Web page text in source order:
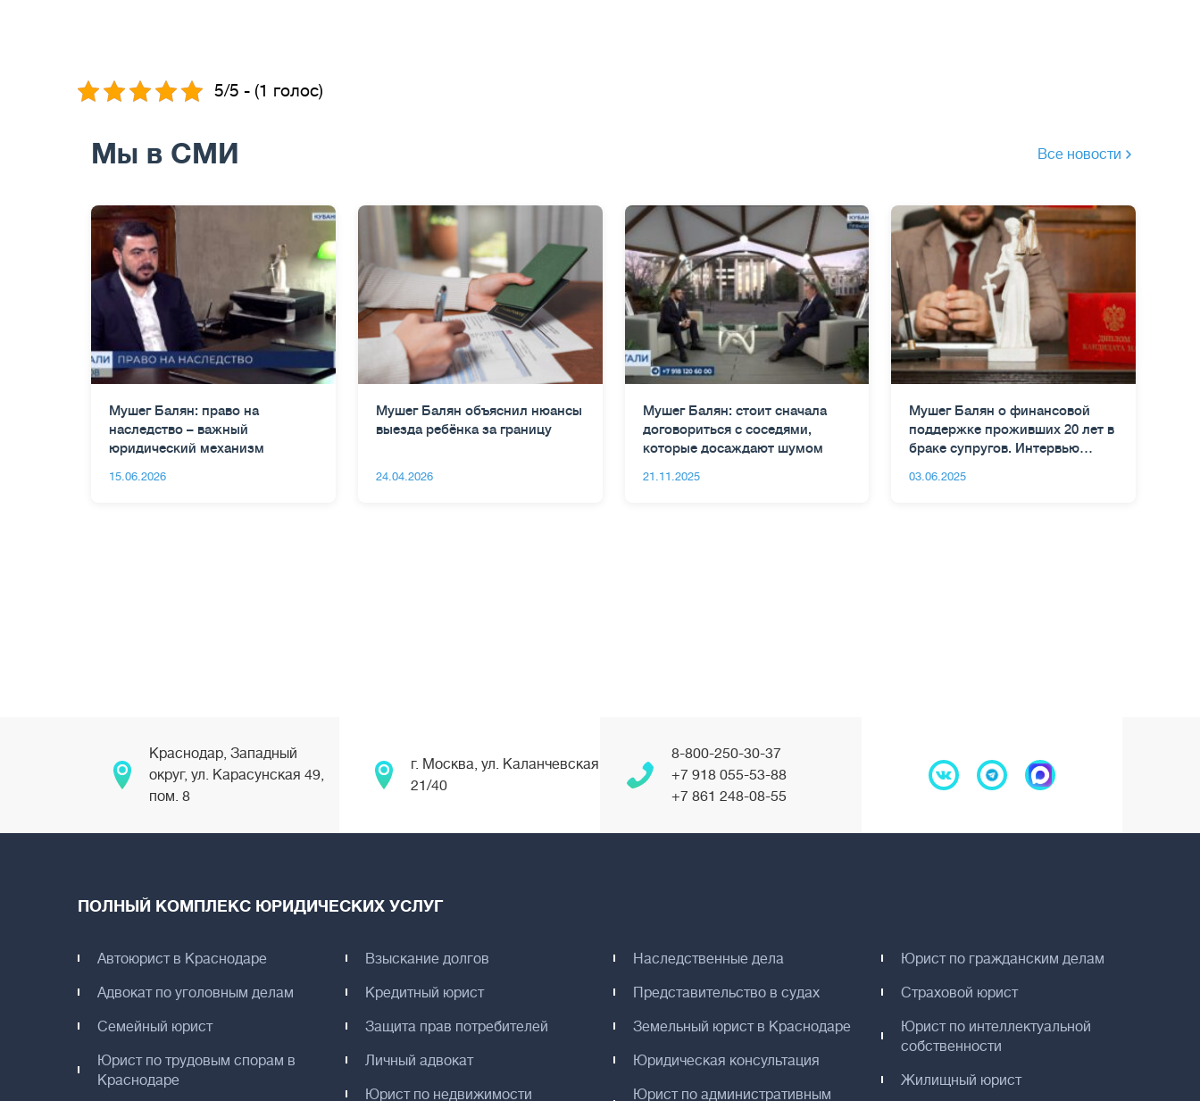
5/5 - (1 голос)
Мы в СМИ Все новости
Мушег Балян: право на
наследство – важный
юридический механизм
15.06.2026
Мушег Балян объяснил нюансы
выезда ребёнка за границу
24.04.2026
Мушег Балян: стоит сначала
договориться с соседями,
которые досаждают шумом
21.11.2025
Мушег Балян о финансовой
поддержке проживших 20 лет в
браке супругов. Интервью
03.06.2025
Краснодар, Западный
округ, ул. Карасунская 49,
пом. 8
г. Москва, ул. Каланчевская
21/40
8-800-250-30-37
+7 918 055-53-88
+7 861 248-08-55
ПОЛНЫЙ КОМПЛЕКС ЮРИДИЧЕСКИХ УСЛУГ
Автоюрист в Краснодаре
Адвокат по уголовным делам
Семейный юрист
Юрист по трудовым спорам в
Краснодаре
Взыскание долгов
Кредитный юрист
Защита прав потребителей
Личный адвокат
Юрист по недвижимости
Наследственные дела
Представительство в судах
Земельный юрист в Краснодаре
Юридическая консультация
Юрист по административным
Юрист по гражданским делам
Страховой юрист
Юрист по интеллектуальной
собственности
Жилищный юрист